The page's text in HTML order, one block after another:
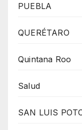
PUEBLA
QUERÉTARO
Quintana Roo
Salud
SAN LUIS